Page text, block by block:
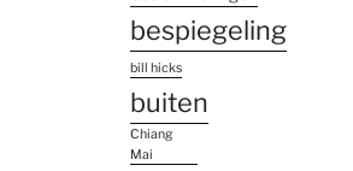
bespiegeling
bill hicks
buiten
Chiang
Mai